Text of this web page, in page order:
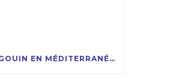
UN PINGOUIN EN MÉDITERRANÉE, UNE RENCONTRE RARE ET FASCINANTE !